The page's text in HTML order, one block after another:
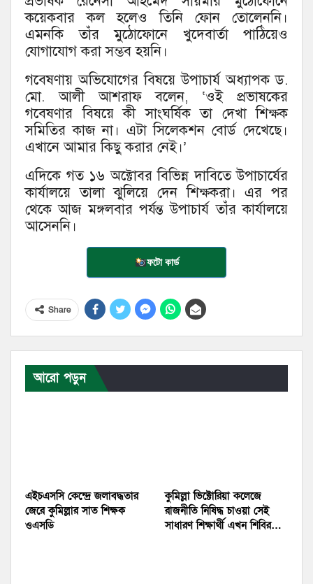
কয়েকবার কল হলেও তিনি ফোন তোলেননি।
এমনকি তাঁর মুঠোফোনে খুদেবার্তা পাঠিয়েও
যোগাযোগ করা সম্ভব হয়নি।
গবেষণায় অভিযোগের বিষয়ে উপাচার্য অধ্যাপক ড.
মো. আলী আশরাফ বলেন, ‘ওই প্রভাষকের
গবেষণার বিষয়ে কী সাংঘর্ষিক তা দেখা শিক্ষক
সমিতির কাজ না। এটা সিলেকশন বোর্ড দেখেছে।
এখানে আমার কিছু করার নেই।’
এদিকে গত ১৬ অক্টোবর বিভিন্ন দাবিতে উপাচার্যের
কার্যালয়ে তালা ঝুলিয়ে দেন শিক্ষকরা। এর পর
থেকে আজ মঙ্গলবার পর্যন্ত উপাচার্য তাঁর কার্যালয়ে
আসেননি।
ফটো কার্ড
Share
আরো পড়ুন
এইচএসসি কেন্দ্রে জলাবদ্ধতার
জেরে কুমিল্লার সাত শিক্ষক
ওএসডি
কুমিল্লা ভিক্টোরিয়া কলেজে
রাজনীতি নিষিদ্ধ চাওয়া সেই
সাধারণ শিক্ষার্থী এখন শিবির…